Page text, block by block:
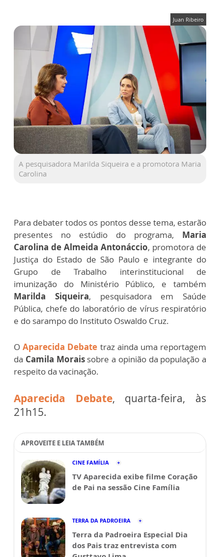
Juan Ribeiro
A pesquisadora Marilda Siqueira e a promotora Maria
Carolina
Para debater todos os pontos desse tema, estarão
presentes no estúdio do programa, Maria
Carolina de Almeida Antonáccio, promotora de
Justiça do Estado de São Paulo e integrante do
Grupo de Trabalho interinstitucional de
imunização do Ministério Público, e também
Marilda Siqueira, pesquisadora em Saúde
Pública, chefe do laboratório de vírus respiratório
e do sarampo do Instituto Oswaldo Cruz.
OAparecida Debate traz ainda uma reportagem
da Camila Moraissobre a opinião da população a
respeito da vacinação.
Aparecida Debate, quarta-feira, às
21h15.
APROVEITE E LEIA TAMBÉM
CINE FAMÍLIA
TV Aparecida exibe filme Coração
de Pai na sessão Cine Família
TERRA DA PADROEIRA
Terra da Padroeira Especial Dia
dos Pais traz entrevista com